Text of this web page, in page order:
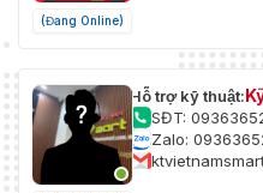
(Đang Online)
Hỗ trợ kỹ thuật:
SĐT:
Zalo: